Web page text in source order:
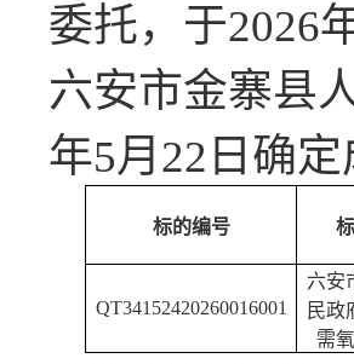
委托，于2026
六安市金寨县
年5月22日确
标的编号
QT34152420260016001
六安
民政
需